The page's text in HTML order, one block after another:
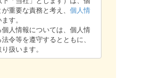
重要な責務と考え、 個人情
す。
人情報については、個人情
令等を遵守するとともに、
扱います。